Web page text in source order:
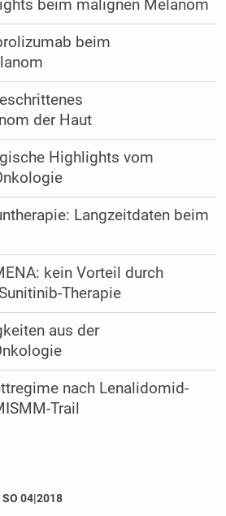
beim malignen Melanom
beim
der Haut
Highlights vom
Langzeitdaten beim
kein Vorteil durch
Therapie
aus der
nach Lenalidomid-
Trail
SO 04|2018